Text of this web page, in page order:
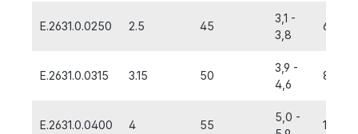
E.2631.0.0250 2.5 45
3,1 -
3,8
6,3
E.2631.0.0315 3.15 50
3,9 -
4,6
8,0
E.2631.0.0400 4 55
5,0 -
10,0